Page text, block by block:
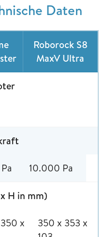
Daten
Roborock S8
MaxV Ultra
10.000 Pa
H in mm)
x
350 x 353 x